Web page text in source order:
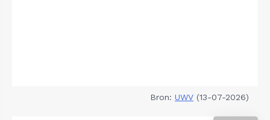
Bron: UWV (13-07-2026)